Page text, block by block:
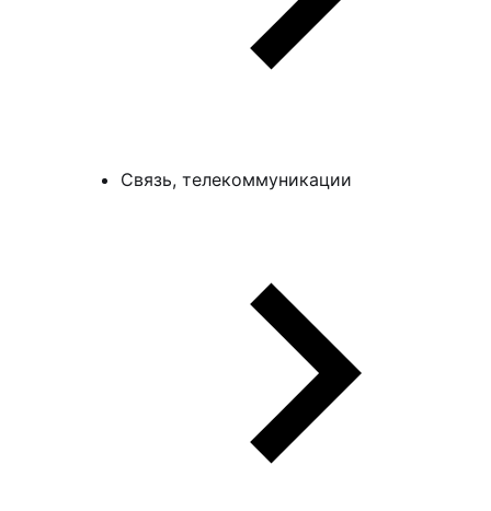
Связь, телекоммуникации